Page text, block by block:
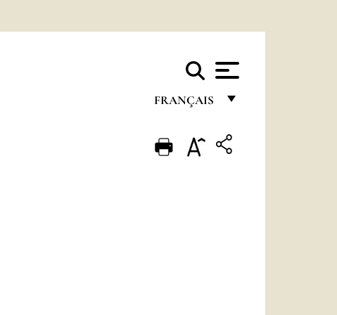
FRANÇAIS
ENGLISH